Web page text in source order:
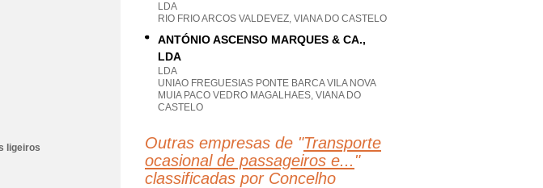
ligeiros
LDA
RIO FRIO ARCOS VALDEVEZ, VIANA DO CASTELO
ANTÓNIO ASCENSO MARQUES & CA.,
LDA
LDA
UNIAO FREGUESIAS PONTE BARCA VILA NOVA
MUIA PACO VEDRO MAGALHAES, VIANA DO
CASTELO
Outras empresas de "Transporte
ocasional de passageiros e... "
classificadas por Concelho